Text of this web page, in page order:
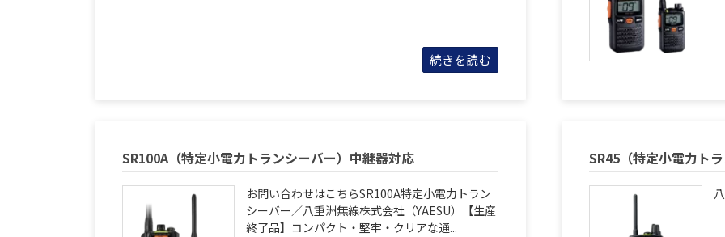
続きを読む
SR100A（特定小電力トランシーバー）中継器対応
お問い合わせはこちらSR100A特定小電力トラン
シーバー／八重洲無線株式会社（YAESU）【生産
終了品】コンパクト・堅牢・クリアな通...
SR45（特定小電力ト